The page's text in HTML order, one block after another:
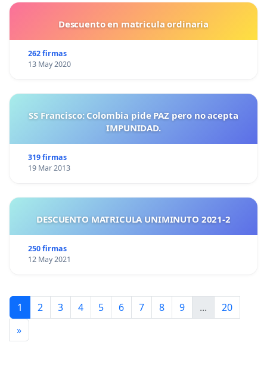
Descuento en matricula ordinaria
262 firmas
13 May 2020
SS Francisco: Colombia pide PAZ pero no acepta
IMPUNIDAD.
319 firmas
19 Mar 2013
DESCUENTO MATRICULA UNIMINUTO 2021-2
250 firmas
12 May 2021
1 2 3 4 5 6 7 8 9 ...
20
»